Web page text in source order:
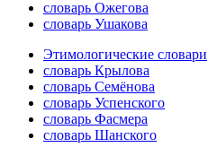
словарь Ожегова
словарь Ушакова
Этимологические словари
словарь Крылова
словарь Семёнова
словарь Успенского
словарь Фасмера
словарь Шанского